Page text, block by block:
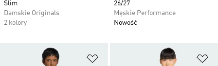
Slim
Damskie Originals
2 kolory
26/27
Męskie Performance
Nowość
Dodaj do listy życzeń